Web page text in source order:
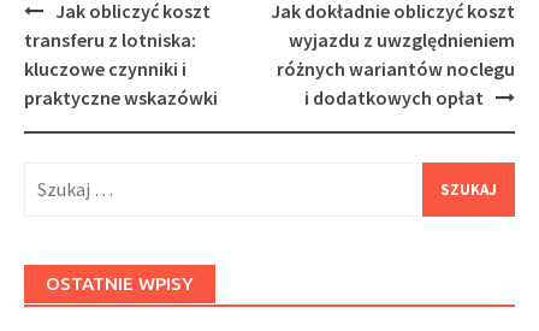
Post
navigation
Jak obliczyć koszt
transferu z lotniska:
kluczowe czynniki i
praktyczne wskazówki
Jak dokładnie obliczyć koszt
wyjazdu z uwzględnieniem
różnych wariantów noclegu
i dodatkowych opłat
OSTATNIE WPISY